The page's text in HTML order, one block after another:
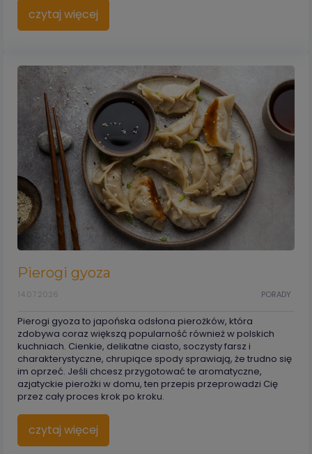
czytaj więcej
Pierogi gyoza
PORADY
14.07.2026
Pierogi gyoza to japońska odsłona pierożków, która
zdobywa coraz większą popularność również w polskich
kuchniach. Cienkie, delikatne ciasto, soczysty farsz i
charakterystyczne, chrupiące spody sprawiają, że trudno się
im oprzeć. Jeśli chcesz przygotować te aromatyczne,
azjatyckie pierożki w domu, ten przepis przeprowadzi Cię
przez cały proces krok po kroku.
czytaj więcej